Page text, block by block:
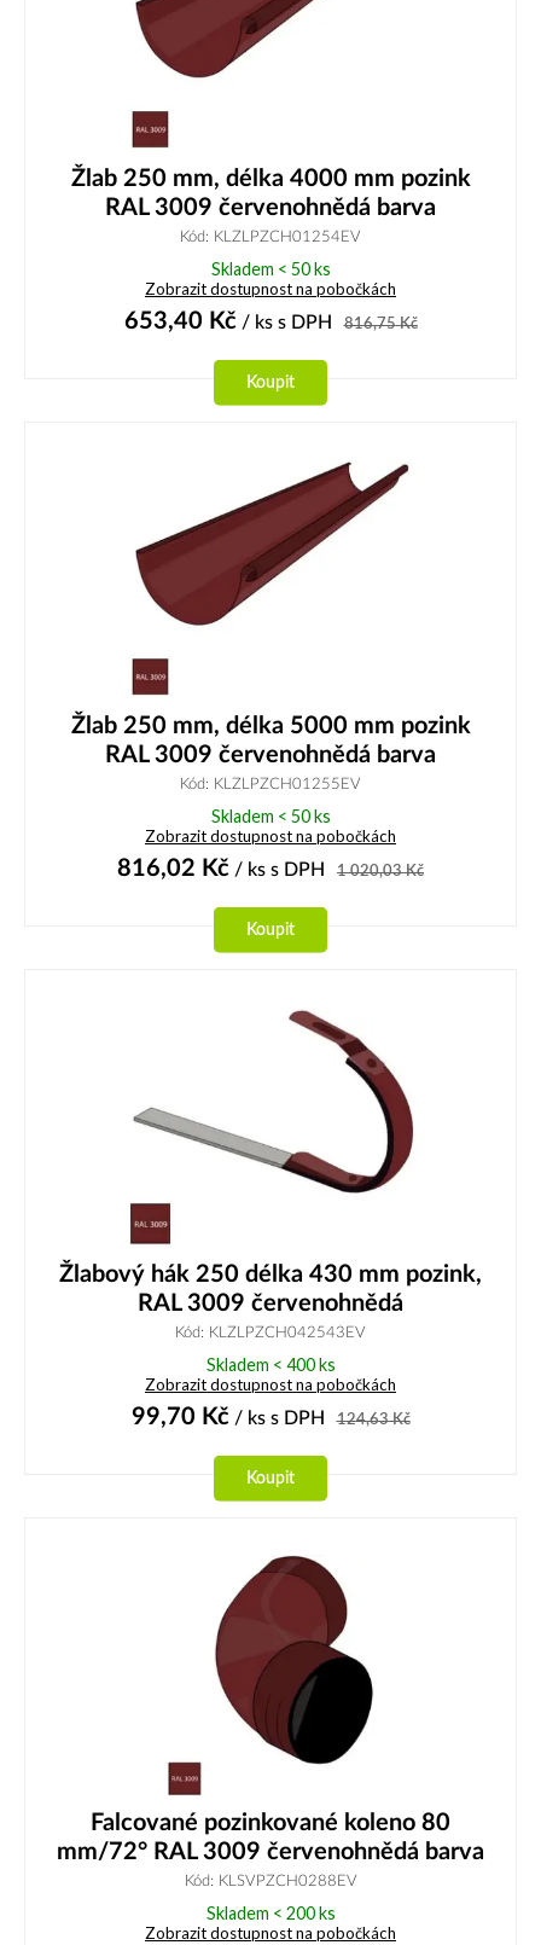
Žlab 250 mm, délka 4000 mm pozink
RAL 3009 červenohnědá barva
Kód: KLZLPZCH01254EV
Skladem < 50 ks
Zobrazit dostupnost na pobočkách
653,40 Kč/ ks s DPH 816,75Kč
Koupit
Žlab 250 mm, délka 5000 mm pozink
RAL 3009 červenohnědá barva
Kód: KLZLPZCH01255EV
Skladem < 50 ks
Zobrazit dostupnost na pobočkách
816,02 Kč / ks s DPH 1 020,03Kč
Koupit
Žlabový hák 250 délka 430 mm pozink,
RAL 3009 červenohnědá
Kód: KLZLPZCH042543EV
Skladem < 400 ks
Zobrazit dostupnost na pobočkách
99,70 Kč/ ks s DPH 124,63Kč
Koupit
Falcované pozinkované koleno 80
mm/72° RAL 3009 červenohnědá barva
Kód: KLSVPZCH0288EV
Skladem < 200 ks
Zobrazit dostupnost na pobočkách